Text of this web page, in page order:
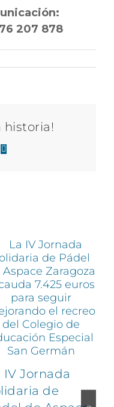
207 878
historia!
Correo
IV Jornada
de